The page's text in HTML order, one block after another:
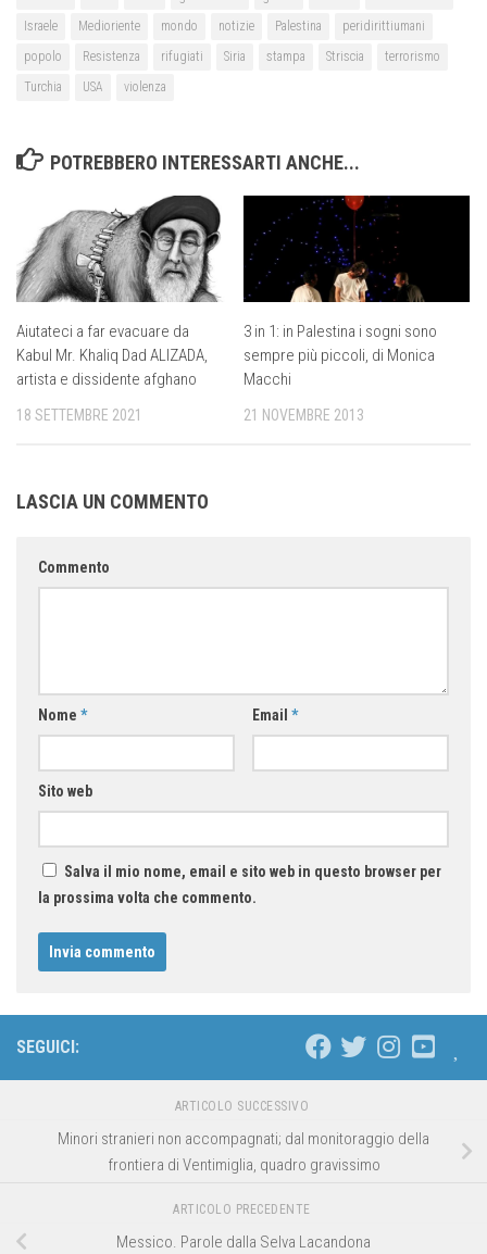
Israele
Medioriente mondo notizie Palestina
peridirittiumani
popolo
Resistenza rifugiati Siria stampa Striscia
terrorismo
Turchia
USA violenza
POTREBBERO INTERESSARTI ANCHE...
Aiutateci a far evacuare da
Kabul Mr. Khaliq Dad ALIZADA,
artista e dissidente afghano
18 SETTEMBRE 2021
3 in 1: in Palestina i sogni sono
sempre più piccoli, di Monica
Macchi
21 NOVEMBRE 2013
LASCIA UN COMMENTO
Commento
Nome * Email *
Sito web
Salva il mio nome, email e sito web in questo browser per
la prossima volta che commento.
SEGUICI:
ARTICOLO SUCCESSIVO
Minori stranieri non accompagnati; dal monitoraggio della
frontiera di Ventimiglia, quadro gravissimo
ARTICOLO PRECEDENTE
Messico. Parole dalla Selva Lacandona